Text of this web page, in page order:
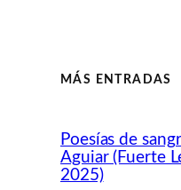
MÁS ENTRADAS
Poesías de
Aguiar (Fuerte
2025)